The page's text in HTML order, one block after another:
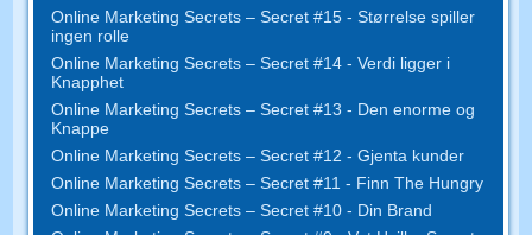
Online Marketing Secrets – Secret #15 - Størrelse spiller
ingen rolle
Online Marketing Secrets – Secret #14 - Verdi ligger i
Knapphet
Online Marketing Secrets – Secret #13 - Den enorme og
Knappe
Online Marketing Secrets – Secret #12 - Gjenta kunder
Online Marketing Secrets – Secret #11 - Finn The Hungry
Online Marketing Secrets – Secret #10 - Din Brand